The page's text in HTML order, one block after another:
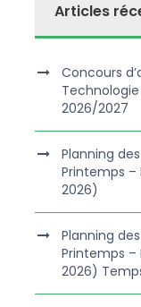
Articles
Concours
2026/2027
Planning
Printemps –
2026)
Planning
Printemps –
2026)